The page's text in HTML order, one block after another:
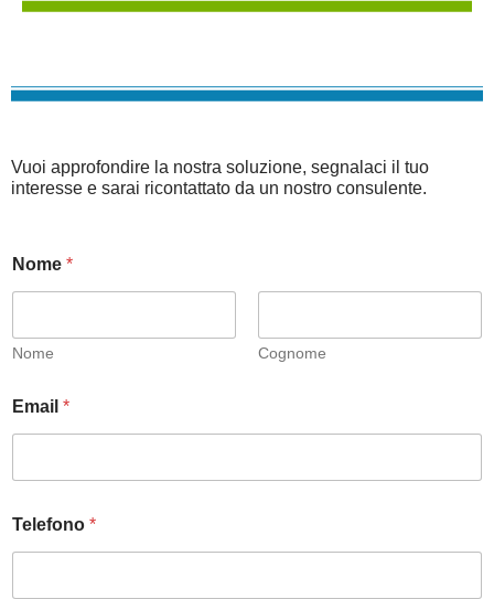
Vuoi approfondire la nostra soluzione, segnalaci il tuo
interesse e sarai ricontattato da un nostro consulente.
Nome *
Nome Cognome
Email *
Telefono *